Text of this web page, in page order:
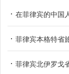
在菲律宾的中国
菲律宾本格特省
菲律宾北伊罗戈